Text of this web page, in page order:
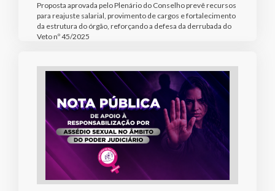
Proposta aprovada pelo Plenário do Conselho prevê recursos
para reajuste salarial, provimento de cargos e fortalecimento
da estrutura do órgão, reforçando a defesa da derrubada do
Veto nº 45/2025